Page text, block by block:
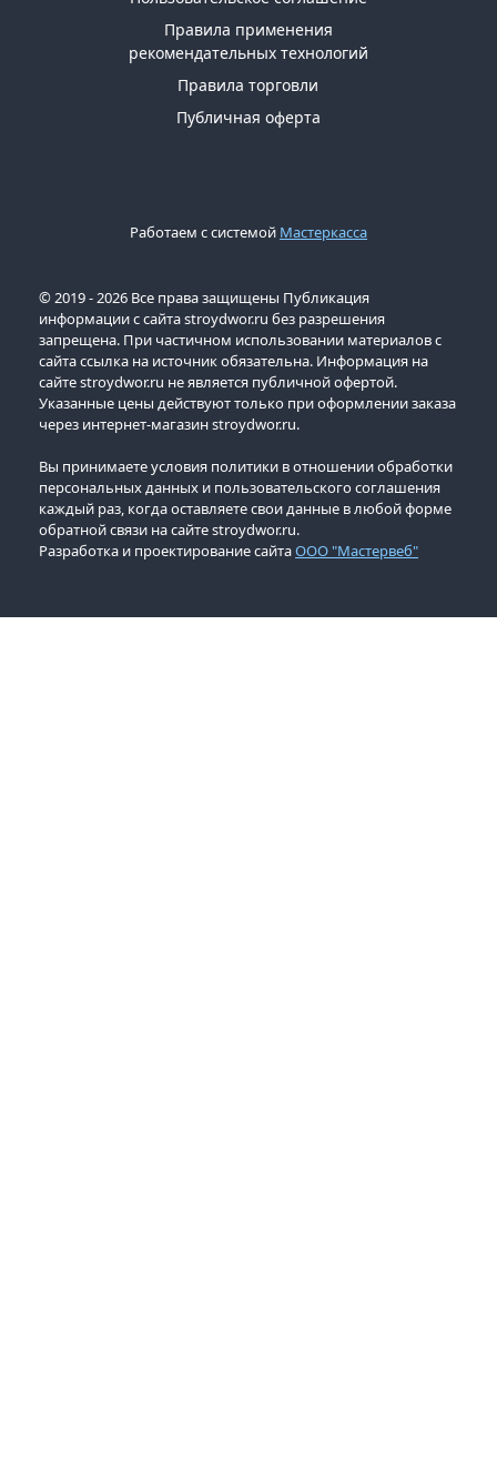
Правила применения
рекомендательных технологий
Правила торговли
Публичная оферта
Работаем с системой Мастеркасса
© 2019 - 2026 Все права защищены Публикация
информации с сайта stroydwor.ru без разрешения
запрещена. При частичном использовании материалов с
сайта ссылка на источник обязательна. Информация на
сайте stroydwor.ru не является публичной офертой.
Указанные цены действуют только при оформлении заказа
через интернет-магазин stroydwor.ru.
Вы принимаете условия политики в отношении обработки
персональных данных и пользовательского соглашения
каждый раз, когда оставляете свои данные в любой форме
обратной связи на сайте stroydwor.ru.
Разработка и проектирование сайтаООО "Мастервеб"